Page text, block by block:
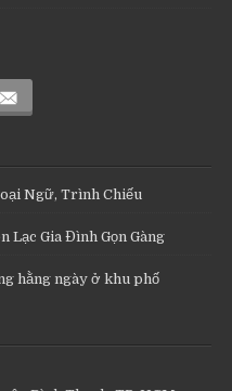
Ngữ, Trình Chiếu
Lạc Gia Đình Gọn Gàng
hằng ngày ở khu phố